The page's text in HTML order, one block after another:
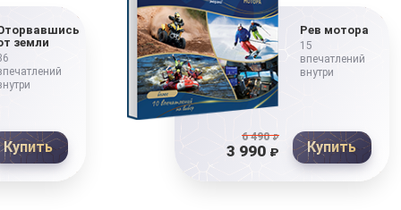
земли
Купить
Рев мотора
15
впечатлений
внутри
6 490₽
3 990 ₽ Купить